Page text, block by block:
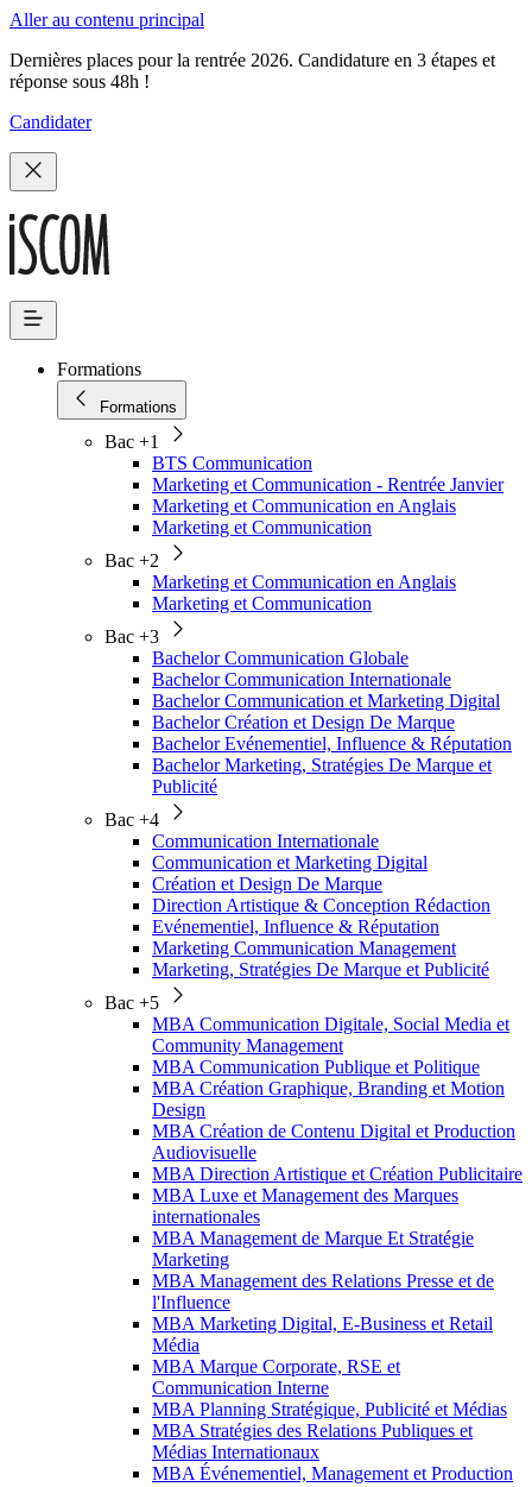
Aller au contenu principal
Dernières places pour la rentrée 2026. Candidature en 3 étapes et
réponse sous 48h !
Candidater
Formations
Formations
Bac +1
BTS Communication
Marketing et Communication - Rentrée Janvier
Marketing et Communication en Anglais
Marketing et Communication
Bac +2
Marketing et Communication en Anglais
Marketing et Communication
Bac +3
Bachelor Communication Globale
Bachelor Communication Internationale
Bachelor Communication et Marketing Digital
Bachelor Création et Design De Marque
Bachelor Evénementiel, Influence & Réputation
Bachelor Marketing, Stratégies De Marque et
Publicité
Bac +4
Communication Internationale
Communication et Marketing Digital
Création et Design De Marque
Direction Artistique & Conception Rédaction
Evénementiel, Influence & Réputation
Marketing Communication Management
Marketing, Stratégies De Marque et Publicité
Bac +5
MBA Communication Digitale, Social Media et
Community Management
MBA Communication Publique et Politique
MBA Création Graphique, Branding et Motion
Design
MBA Création de Contenu Digital et Production
Audiovisuelle
MBA Direction Artistique et Création Publicitaire
MBA Luxe et Management des Marques
internationales
MBA Management de Marque Et Stratégie
Marketing
MBA Management des Relations Presse et de
l'Influence
MBA Marketing Digital, E-Business et Retail
Média
MBA Marque Corporate, RSE et
Communication Interne
MBA Planning Stratégique, Publicité et Médias
MBA Stratégies des Relations Publiques et
Médias Internationaux
MBA Événementiel, Management et Production